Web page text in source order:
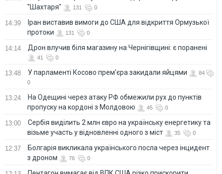
"Шахтаря"
131 0
14:39
Іран виставив вимоги до США для відкриття Ормузької
протоки
131 0
14:14 Дрон влучив біля магазину на Чернігівщині: є поранені
41 0
13:48 У парламенті Косово прем'єра закидали яйцями
84
0
13:24
На Одещині через атаку РФ обмежили рух до пунктів
пропуску на кордоні з Молдовою
45 0
13:00
Сербія виділить 2 млн євро на українську енергетику та
візьме участь у відновленні одного з міст
35 0
12:37
Болгарія викликала українського посла через інцидент
з дроном
76 0